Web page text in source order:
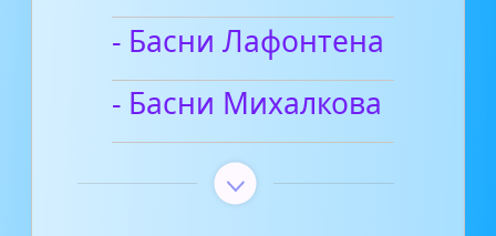
- Басни Лафонтена
- Басни Михалкова